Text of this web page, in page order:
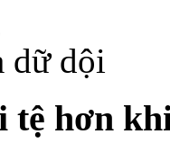
dữ dội
tệ hơn